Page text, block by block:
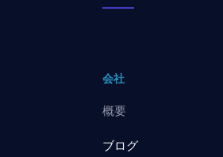
会社
概要
ブログ